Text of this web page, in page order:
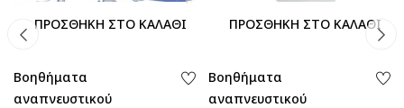
ΠΡΟΣΘΉΚΗ ΣΤΟ ΚΑΛΆΘΙ
Βοηθήματα
αναπνευστικού
ΠΡΟΣΘΉΚΗ ΣΤΟ ΚΑΛΆΘΙ
Βοηθήματα
αναπνευστικού